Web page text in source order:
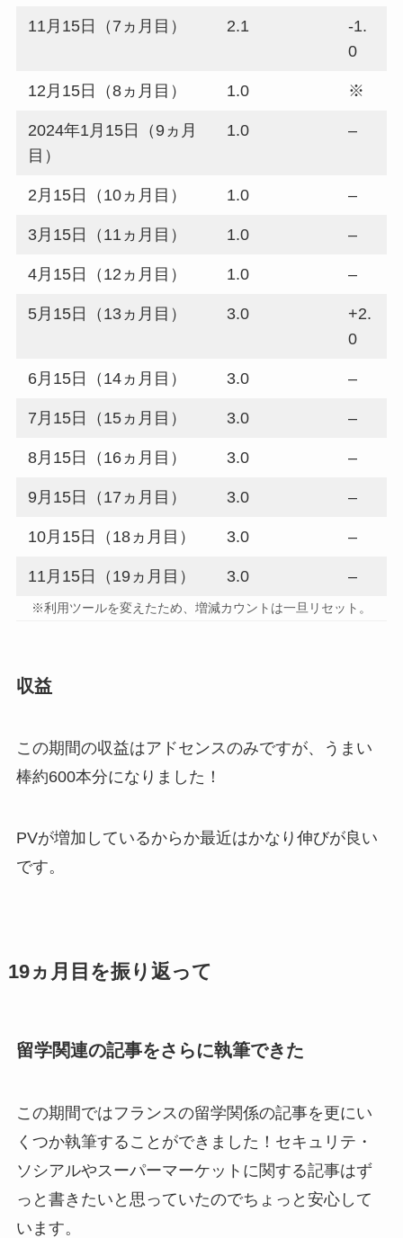
11月15日（7ヵ月目） 2.1
-1.
0
12月15日（8ヵ月目） 1.0 ※
2024年1月15日（9ヵ月
目）
1.0 –
2月15日（10ヵ月目） 1.0 –
3月15日（11ヵ月目） 1.0 –
4月15日（12ヵ月目） 1.0 –
5月15日（13ヵ月目） 3.0
+2.
0
6月15日（14ヵ月目） 3.0 –
7月15日（15ヵ月目） 3.0 –
8月15日（16ヵ月目） 3.0 –
9月15日（17ヵ月目） 3.0 –
10月15日（18ヵ月目） 3.0 –
11月15日（19ヵ月目） 3.0 –
※利用ツールを変えたため、増減カウントは一旦リセット。
収益
この期間の収益はアドセンスのみですが、うまい
棒約600本分になりました！
PVが増加しているからか最近はかなり伸びが良い
です。
19ヵ月目を振り返って
留学関連の記事をさらに執筆できた
この期間ではフランスの留学関係の記事を更にい
くつか執筆することができました！セキュリテ・
ソシアルやスーパーマーケットに関する記事はず
っと書きたいと思っていたのでちょっと安心して
います。